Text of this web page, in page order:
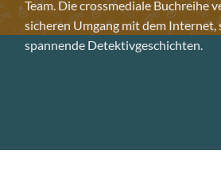
Team. Die crossmediale Buchreihe
sicheren Umgang mit dem Internet,
spannende Detektivgeschichten.